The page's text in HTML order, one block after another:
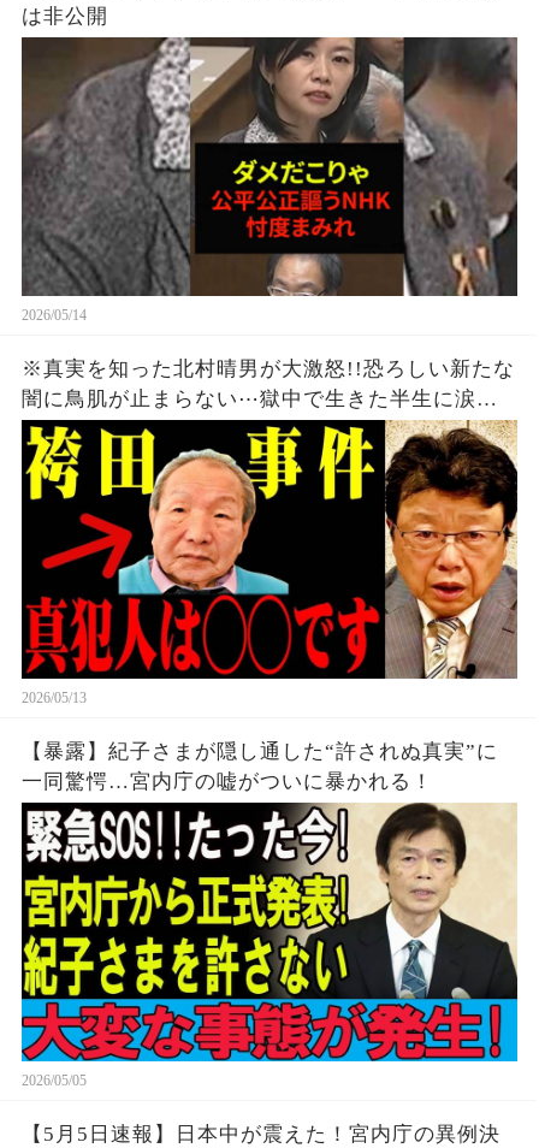
は非公開
2026/05/14
※真実を知った北村晴男が大激怒!!恐ろしい新たな
闇に鳥肌が止まらない⋯獄中で生きた半生に涙
【立花孝志】
2026/05/13
【暴露】紀子さまが隠し通した“許されぬ真実”に
一同驚愕…宮内庁の嘘がついに暴かれる！
2026/05/05
【5月5日速報】日本中が震えた！宮内庁の異例決